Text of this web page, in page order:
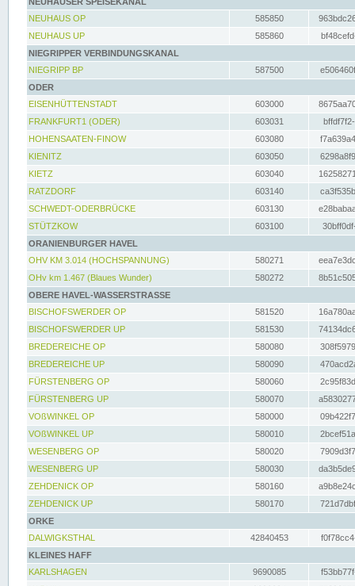
NEUHAUS OP
585850
NEUHAUS UP
585860
NIEGRIPPER VERBINDUNGSKANAL
NIEGRIPP BP
587500
ODER
EISENHÜTTENSTADT
603000
FRANKFURT1 (ODER)
603031
HOHENSAATEN-FINOW
603080
KIENITZ
603050
KIETZ
603040
RATZDORF
603140
SCHWEDT-ODERBRÜCKE
603130
STÜTZKOW
603100
ORANIENBURGER HAVEL
OHV KM 3.014 (HOCHSPANNUNG)
580271
OHv km 1.467 (Blaues Wunder)
580272
OBERE HAVEL-WASSERSTRASSE
BISCHOFSWERDER OP
581520
BISCHOFSWERDER UP
581530
BREDEREICHE OP
580080
BREDEREICHE UP
580090
FÜRSTENBERG OP
580060
FÜRSTENBERG UP
580070
VOßWINKEL OP
580000
VOßWINKEL UP
580010
WESENBERG OP
580020
WESENBERG UP
580030
ZEHDENICK OP
580160
ZEHDENICK UP
580170
ORKE
DALWIGKSTHAL
42840453
KLEINES HAFF
KARLSHAGEN
9690085